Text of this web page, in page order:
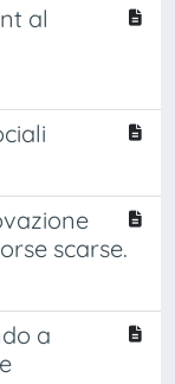
al
scarse.
a